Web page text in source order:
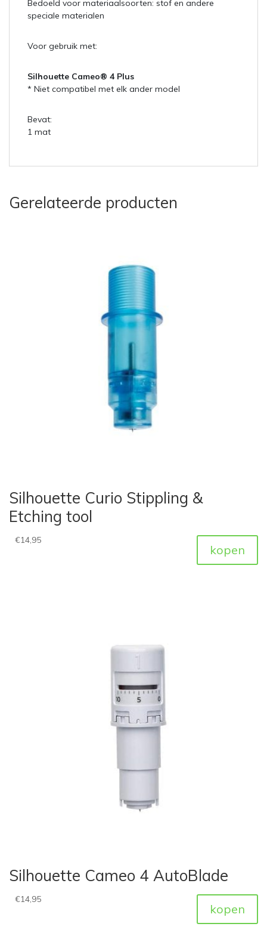
Bedoeld voor materiaalsoorten: stof en andere
speciale materialen
Voor gebruik met:
Silhouette Cameo® 4 Plus
* Niet compatibel met elk ander model
Bevat:
1 mat
Gerelateerde producten
Silhouette Curio Stippling &
Etching tool
€14,95
kopen
Silhouette Cameo 4 AutoBlade
€14,95
kopen